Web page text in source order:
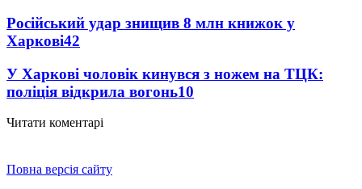
Російський удар знищив 8 млн книжок у
Харкові42
У Харкові чоловік кинувся з ножем на ТЦК:
поліція відкрила вогонь10
Читати коментарі
Повна версія сайту